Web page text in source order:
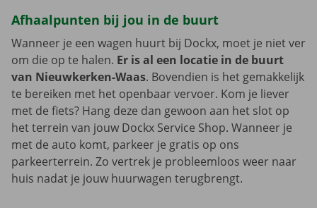
Afhaalpunten bij jou in de buurt
Wanneer je een wagen huurt bij Dockx, moet je niet ver
om die op te halen. Er is al een locatie in de buurt
van Nieuwkerken-Waas. Bovendien is het gemakkelijk
te bereiken met het openbaar vervoer. Kom je liever
met de fiets? Hang deze dan gewoon aan het slot op
het terrein van jouw Dockx Service Shop. Wanneer je
met de auto komt, parkeer je gratis op ons
parkeerterrein. Zo vertrek je probleemloos weer naar
huis nadat je jouw huurwagen terugbrengt.